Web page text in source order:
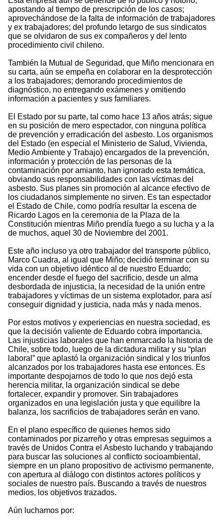
apostando al tiempo de prescripción de los casos;
aprovechándose de la falta de información de trabajadores
y ex trabajadores; del profundo letargo de sus sindicatos
que se olvidaron de sus ex compañeros y del lento
procedimiento civil chileno.
También la Mutual de Seguridad, que Miño mencionara en
su carta, aún se empeña en colaborar en la desprotección
a los trabajadores; demorando procedimientos de
diagnóstico, no entregando exámenes y omitiendo
información a pacientes y sus familiares.
El Estado por su parte, tal como hace 13 años atrás; sigue
en su posición de mero espectador, con ninguna política
de prevención y erradicación del asbesto. Los organismos
del Estado (en especial el Ministerio de Salud, Vivienda,
Medio Ambiente y Trabajo) encargados de la prevención,
información y protección de las personas de la
contaminación por amianto, han ignorado esta temática,
obviando sus responsabilidades con las víctimas del
asbesto. Sus planes sin promoción al alcance efectivo de
los ciudadanos simplemente no sirven. Es tan espectador
el Estado de Chile, como podría resultar la escena de
Ricardo Lagos en la ceremonia de la Plaza de la
Constitución mientras Miño prendía fuego a su lucha y a la
de muchos, aquel 30 de Noviembre del 2001.
Este año incluso ya otro trabajador del transporte público,
Marco Cuadra, al igual que Miño; decidió terminar con su
vida con un objetivo idéntico al de nuestro Eduardo;
encender desde el fuego del sacrificio, desde un alma
desbordada de injusticia, la necesidad de la unión entre
trabajadores y víctimas de un sistema explotador, para así
conseguir dignidad y justicia, nada más y nada menos.
Por estos motivos y experiencias en nuestra sociedad, es
que la decisión valiente de Eduardo cobra importancia.
Las injusticias laborales que han enmarcado la historia de
Chile, sobre todo, luego de la dictadura militar y su “plan
laboral” que aplastó la organización sindical y los triunfos
alcanzados por los trabajadores hasta ese entonces. Es
importante despojarnos de todo lo que nos dejó esta
herencia militar, la organización sindical se debe
fortalecer, expandir y promover. Sin trabajadores
organizados en una legislación justa y que equilibre la
balanza, los sacrificios de trabajadores serán en vano.
En el plano específico de quienes hemos sido
contaminados por pizarreño y otras empresas seguimos a
través de Unidos Contra el Asbesto luchando y trabajando
para buscar las soluciones al conflicto socioambiental,
siempre en un plano propositivo de activismo permanente,
con apertura al diálogo con distintos actores políticos y
sociales de nuestro país. Buscando a través de nuestros
medios, los objetivos trazados.
Aún luchamos por: